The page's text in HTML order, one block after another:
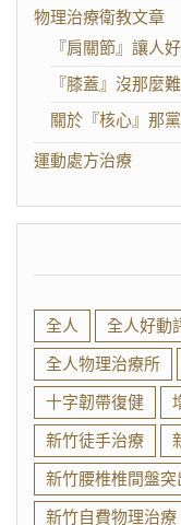
物理治療衛教文章
『肩關節』讓人
『膝蓋』沒那麼
關於『核心』那
運動處方治療
全人 全人好動
全人物理治療所
十字韌帶復健
新竹徒手治療
新竹腰椎椎間盤突
新竹自費物理治療